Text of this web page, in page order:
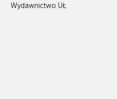
Wydawnictwo UŁ